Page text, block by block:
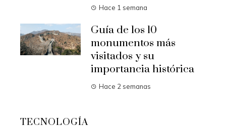
Hace 1 semana
Guía de los 10
monumentos más
visitados y su
importancia histórica
Hace 2 semanas
TECNOLOGÍA